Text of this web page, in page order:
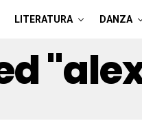
LITERATURA DANZA